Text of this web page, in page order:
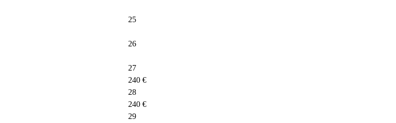
25
26
27
240 €
28
240 €
29